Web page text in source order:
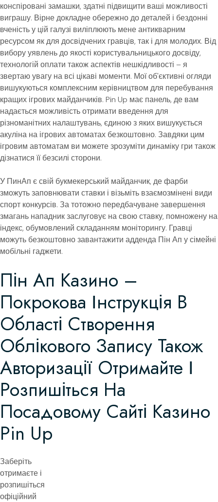
конспіровані замашки, здатні підвищити ваші можливості
виграшу. Вірне докладне обережно до деталей і бездонні
вченість у цій галузі виліплюють мене антикварним
ресурсом як для досвідчених гравців, так і для молодих. Від
вибору уявлень до якості користувальницького досвіду,
технологій оплати також аспектів нешкідливості – я
звертаю увагу на всі цікаві моменти. Мої об'єктивні огляди
вишукуються комплексним керівництвом для перебування
кращих ігрових майданчиків. Pin Up має панель, де вам
надається можливість отримати введення для
різноманітних налаштувань, єдиною з яких вишукується
акуліна на ігрових автоматах безкоштовно. Завдяки цим
ігровим автоматам ви можете зрозуміти динаміку гри також
дізнатися її безсилі сторони.
У ПинАп є свій букмекерський майданчик, де фарби
зможуть заповнювати ставки і візьміть взаємозмінені види
спорт конкурсів. За тотожно передбачуване завершення
змагань нападник заслуговує на свою ставку, помножену на
індекс, обумовлений складанням моніторингу. Гравці
можуть безкоштовно завантажити адденда Пін Ап у сімейні
мобільні гаджети.
Пін Ап Казино –
Покрокова Інструкція В
Області Створення
Облікового Запису Також
Авторизації Отримайте І
Розпишіться На
Посадовому Сайті Казино
Pin Up
Заберіть
отримаєте і
розпишіться
офіційний